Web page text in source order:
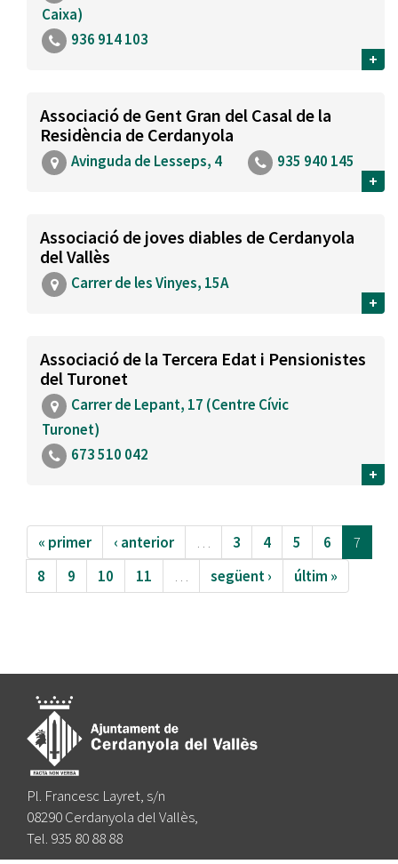
Caixa)
936 914 103
+
Associació de Gent Gran del Casal de la
Residència de Cerdanyola
Avinguda de Lesseps, 4
935 940 145
+
Associació de joves diables de Cerdanyola
del Vallès
Carrer de les Vinyes, 15A
+
Associació de la Tercera Edat i Pensionistes
del Turonet
Carrer de Lepant, 17 (Centre Cívic
Turonet)
673 510 042
+
« primer ‹ anterior … 3 4 5 6
7
8
9 10 11 … següent › últim »
Pl. Francesc Layret, s/n
08290 Cerdanyola del Vallès,
Tel. 935 80 88 88